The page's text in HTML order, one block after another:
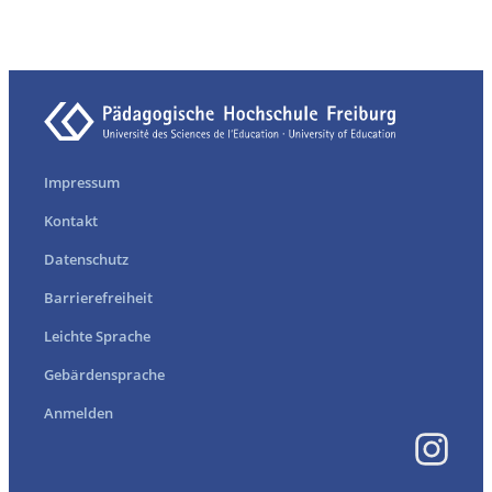
Impressum
Kontakt
Datenschutz
Barrierefreiheit
Leichte Sprache
Gebärdensprache
Anmelden